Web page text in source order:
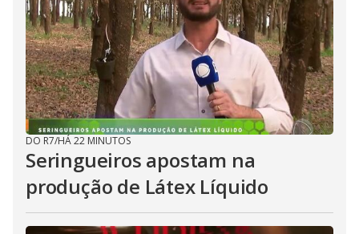
DO R7/HÁ 22 MINUTOS
Seringueiros apostam na
produção de Látex Líquido